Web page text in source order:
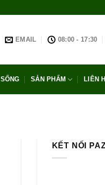
EMAIL 08:00 - 17:30
SẢN PHẨM LIÊN
KẾT NỐI